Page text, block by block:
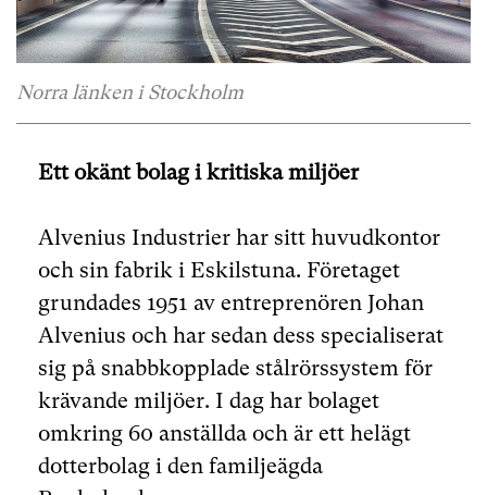
Norra länken i Stockholm
Ett okänt bolag i kritiska miljöer
Alvenius Industrier har sitt huvudkontor
och sin fabrik i Eskilstuna. Företaget
grundades 1951 av entreprenören Johan
Alvenius och har sedan dess specialiserat
sig på snabbkopplade stålrörssystem för
krävande miljöer. I dag har bolaget
omkring 60 anställda och är ett helägt
dotterbolag i den familjeägda